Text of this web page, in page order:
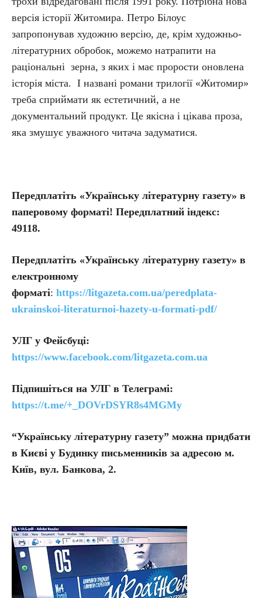
версія історії Житомира. Петро Білоус
запропонував художню версію, де, крім художньо-
літературних обробок, можемо натрапити на
раціональні зерна, з яких і має прорости оновлена
історія міста. І названі романи трилогії «Житомир»
треба сприймати як естетичний, а не
документальний продукт. Це якісна і цікава проза,
яка змушує уважного читача задуматися.
Передплатіть «Українську літературну газету» в
паперовому форматі! Передплатний індекс:
49118.
Передплатіть «Українську літературну газету» в
електронному
форматі: https://litgazeta.com.ua/peredplata-
ukrainskoi-literaturnoi-hazety-u-formati-pdf/
УЛГ у Фейсбуці:
https://www.facebook.com/litgazeta.com.ua
Підпишіться на УЛГ в Телеграмі:
https://t.me/+_DOVrDSYR8s4MGMy
“Українську літературну газету” можна придбати
в Києві у Будинку письменників за адресою м.
Київ, вул. Банкова, 2.